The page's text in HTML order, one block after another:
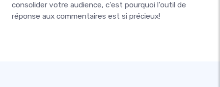
consolider votre audience, c'est pourquoi l'outil de
réponse aux commentaires est si précieux!